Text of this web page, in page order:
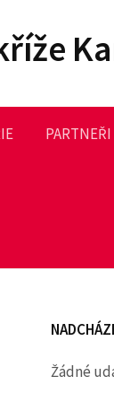
PARTNEŘI
Žádné